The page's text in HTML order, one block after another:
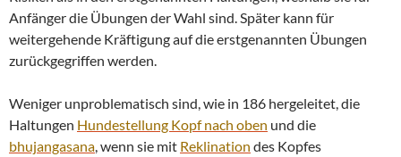
Anfänger die Übungen der Wahl sind. Später kann für
weitergehende Kräftigung auf die erstgenannten Übungen
zurückgegriffen werden.
Weniger unproblematisch sind, wie in 186 hergeleitet, die
Haltungen Hundestellung Kopf nach oben und die
bhujangasana, wenn sie mit Reklination des Kopfes